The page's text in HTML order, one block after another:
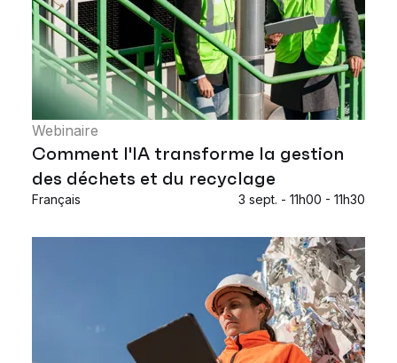
Webinaire
Comment l'IA transforme la gestion
des déchets et du recyclage
Français 3 sept. - 11h00 - 11h30